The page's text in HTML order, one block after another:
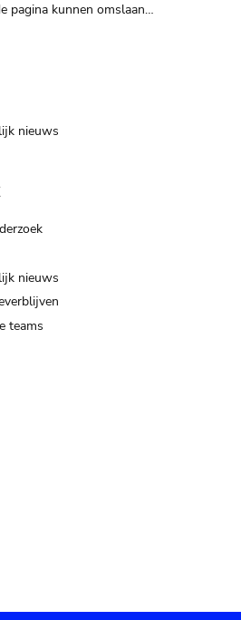
pagina kunnen omslaan…
nieuws
nieuws
teams